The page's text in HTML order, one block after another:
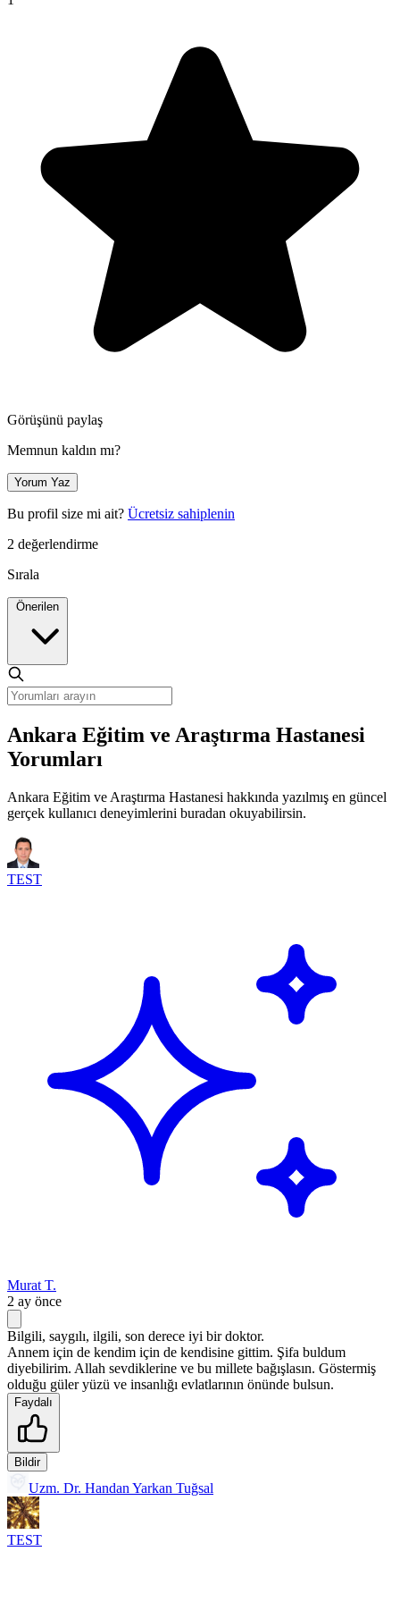
Görüşünü paylaş
Memnun kaldın mı?
Yorum Yaz
Bu profil size mi ait? Ücretsiz sahiplenin
2 değerlendirme
Sırala
Ankara Eğitim ve Araştırma Hastanesi
Yorumları
Ankara Eğitim ve Araştırma Hastanesi hakkında yazılmış en güncel
gerçek kullanıcı deneyimlerini buradan okuyabilirsin.
TEST
Murat T.
2 ay önce
Bilgili, saygılı, ilgili, son derece iyi bir doktor.
Annem için de kendim için de kendisine gittim. Şifa buldum
diyebilirim. Allah sevdiklerine ve bu millete bağışlasın. Göstermiş
olduğu güler yüzü ve insanlığı evlatlarının önünde bulsun.
Faydalı
Bildir
Uzm. Dr. Handan Yarkan Tuğsal
TEST